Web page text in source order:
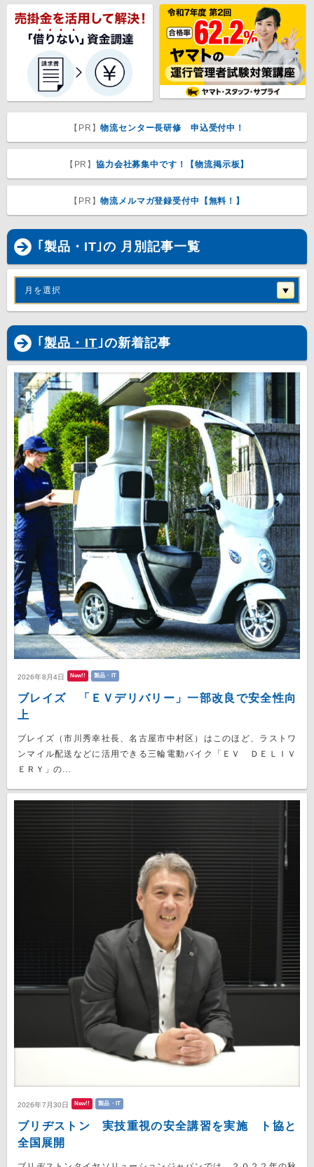
【PR】物流センター長研修 申込受付中！
【PR】協力会社募集中です！【物流掲示板】
【PR】物流メルマガ登録受付中【無料！】
｢製品・IT｣の 月別記事一覧
月を選択
｢ 製品・IT｣の新着記事
2026年8月4日 New!! 製品・IT
ブレイズ 「ＥＶデリバリー」一部改良で安全性向
上
ブレイズ（市川秀幸社長、名古屋市中村区）はこのほど、ラストワ
ンマイル配送などに活用できる三輪電動バイク「ＥＶ ＤＥＬＩＶ
ＥＲＹ」の...
2026年7月30日 New!! 製品・IT
ブリヂストン 実技重視の安全講習を実施 ト協と
全国展開